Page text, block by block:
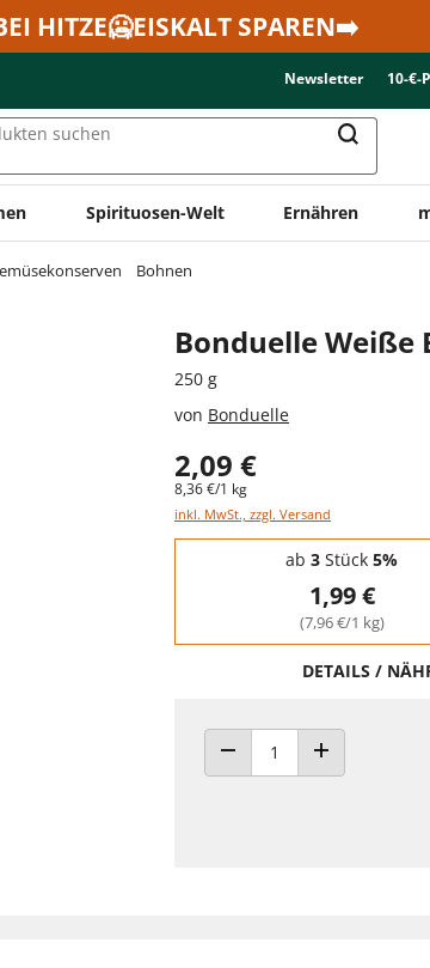
HITZE🥶EISKALT SPAREN➡️
Newsletter 10-€-
suchen
Spirituosen-Welt Ernähren
Bohnen
Bonduelle Weiße
250 g
von Bonduelle
2,09 €
8,36 €/1 kg
inkl. MwSt., zzgl. Versand
Staffelpreise - Mengenrabatt
ab 3 Stück 5%
1,99 €
(7,96 €/1 kg)
DETAILS /
ANZAHL VERRINGERN
ANZAHL